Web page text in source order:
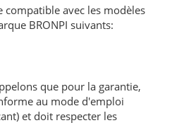
avec les modèles
BRONPI suivants:
que pour la garantie,
au mode d'emploi
et doit respecter les